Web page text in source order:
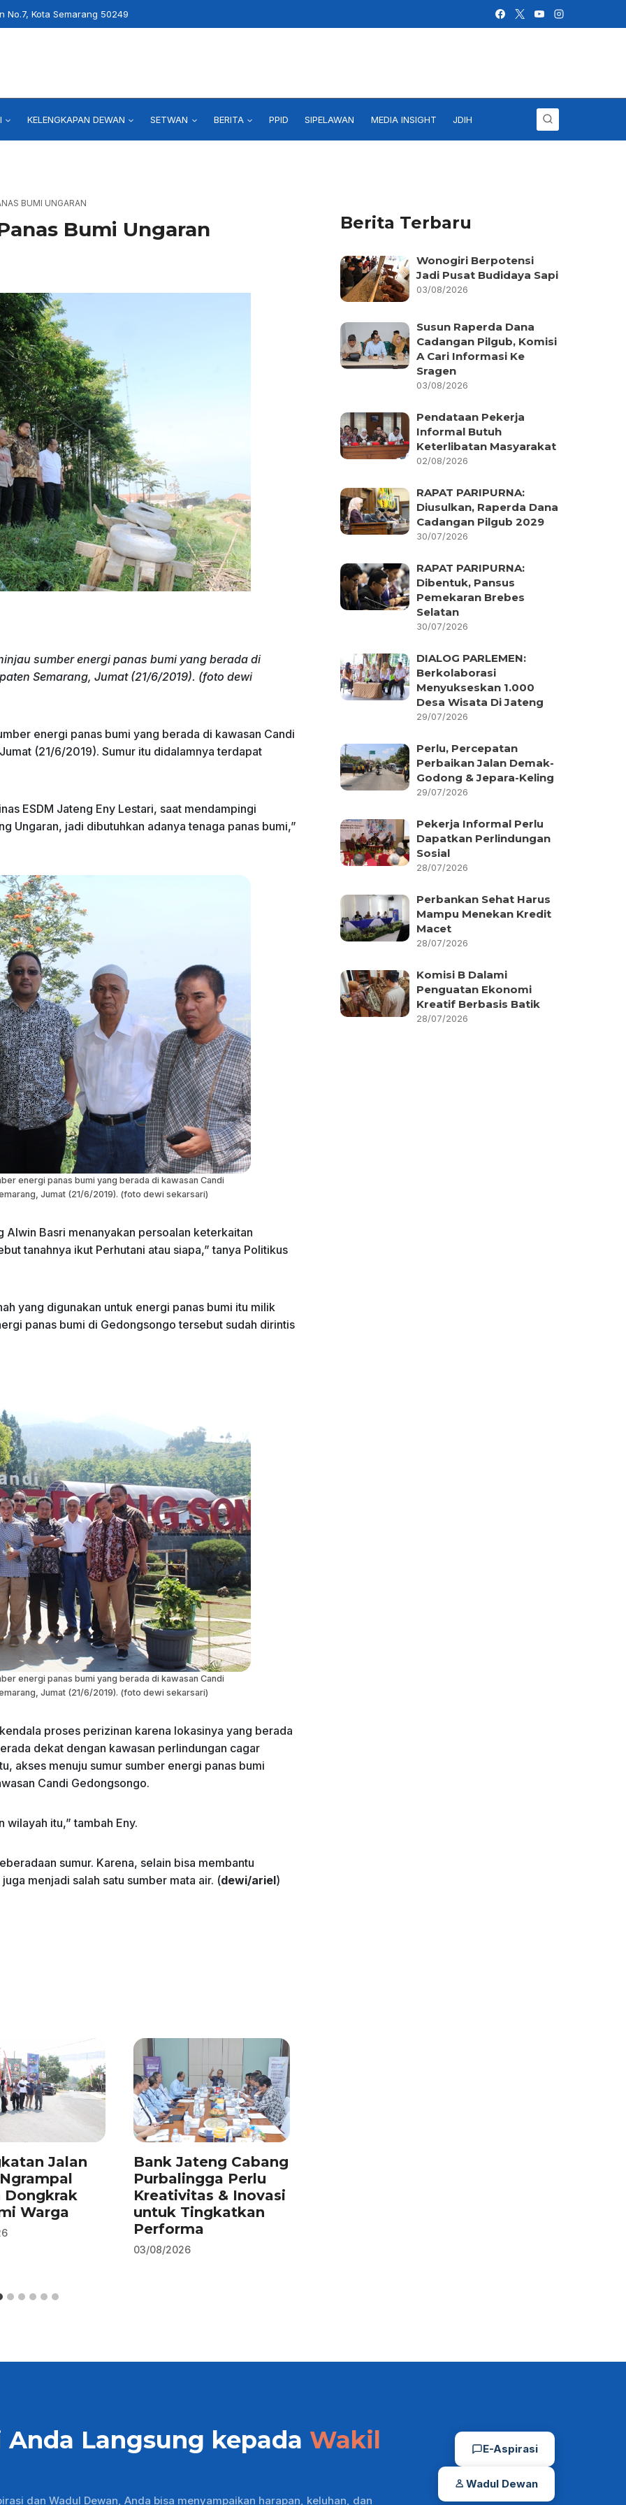
No.7, Kota Semarang 50249
KELENGKAPAN DEWAN SETWAN BERITA PPID SIPELAWAN MEDIA INSIGHT JDIH
BUMI UNGARAN
Bumi Ungaran
sumber energi panas bumi yang berada di
Semarang, Jumat (21/6/2019). (foto dewi
energi panas bumi yang berada di kawasan Candi
(21/6/2019). Sumur itu didalamnya terdapat
ESDM Jateng Eny Lestari, saat mendampingi
Ungaran, jadi dibutuhkan adanya tenaga panas bumi,”
energi panas bumi yang berada di kawasan Candi
Jumat (21/6/2019). (foto dewi sekarsari)
Alwin Basri menanyakan persoalan keterkaitan
tanahnya ikut Perhutani atau siapa,” tanya Politikus
yang digunakan untuk energi panas bumi itu milik
panas bumi di Gedongsongo tersebut sudah dirintis
energi panas bumi yang berada di kawasan Candi
Jumat (21/6/2019). (foto dewi sekarsari)
proses perizinan karena lokasinya yang berada
dekat dengan kawasan perlindungan cagar
akses menuju sumur sumber energi panas bumi
Candi Gedongsongo.
wilayah itu,” tambah Eny.
sumur. Karena, selain bisa membantu
menjadi salah satu sumber mata air. (dewi/ariel)
Jalan
Dongkrak
Warga
Bank Jateng Cabang
Purbalingga Perlu
Kreativitas & Inovasi
untuk Tingkatkan
Performa
03/08/2026
Berita Terbaru
Wonogiri Berpotensi
Jadi Pusat Budidaya Sapi
03/08/2026
Susun Raperda Dana
Cadangan Pilgub, Komisi
A Cari Informasi Ke
Sragen
03/08/2026
Pendataan Pekerja
Informal Butuh
Keterlibatan Masyarakat
02/08/2026
RAPAT PARIPURNA:
Diusulkan, Raperda Dana
Cadangan Pilgub 2029
30/07/2026
RAPAT PARIPURNA:
Dibentuk, Pansus
Pemekaran Brebes
Selatan
30/07/2026
DIALOG PARLEMEN:
Berkolaborasi
Menyukseskan 1.000
Desa Wisata Di Jateng
29/07/2026
Perlu, Percepatan
Perbaikan Jalan Demak-
Godong & Jepara-Keling
29/07/2026
Pekerja Informal Perlu
Dapatkan Perlindungan
Sosial
28/07/2026
Perbankan Sehat Harus
Mampu Menekan Kredit
Macet
28/07/2026
Komisi B Dalami
Penguatan Ekonomi
Kreatif Berbasis Batik
28/07/2026
Langsung kepada Wakil
dan Wadul Dewan, Anda bisa menyampaikan harapan, keluhan, dan
E-Aspirasi
Wadul Dewan